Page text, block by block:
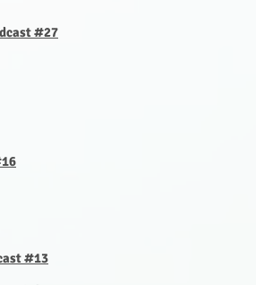
#27
#13